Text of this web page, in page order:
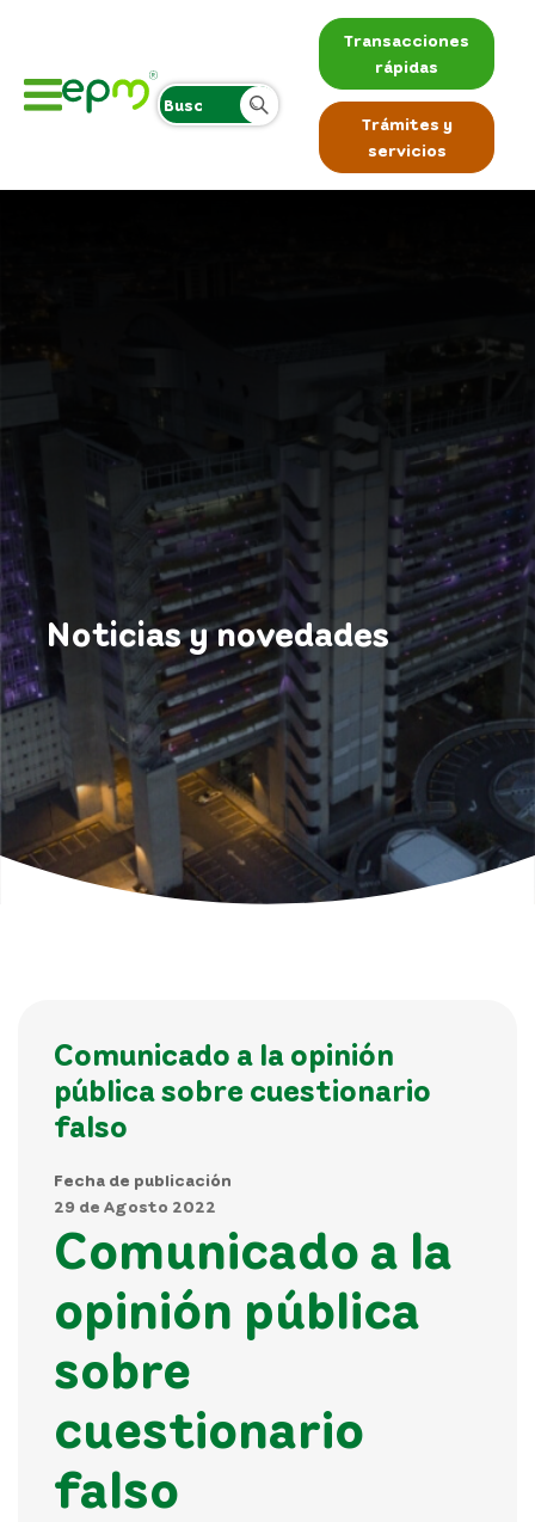
Transacciones
rápidas
Trámites y
servicios
Noticias y novedades
Comunicado a la opinión
pública sobre cuestionario
falso
Fecha de publicación
29 de Agosto 2022
Comunicado a la
opinión pública
sobre
cuestionario
falso